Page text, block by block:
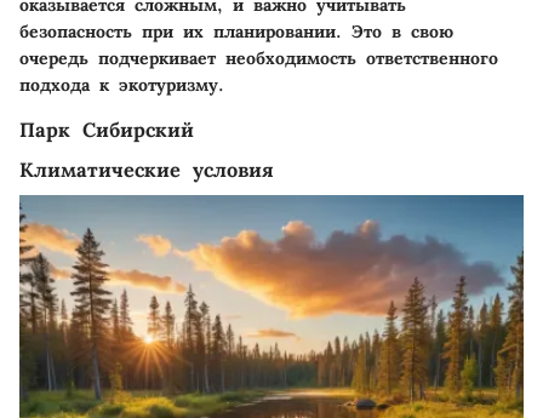
безопасность при их планировании. Это в свою
очередь подчеркивает необходимость ответственного
подхода к экотуризму.
Парк Сибирский
Климатические условия